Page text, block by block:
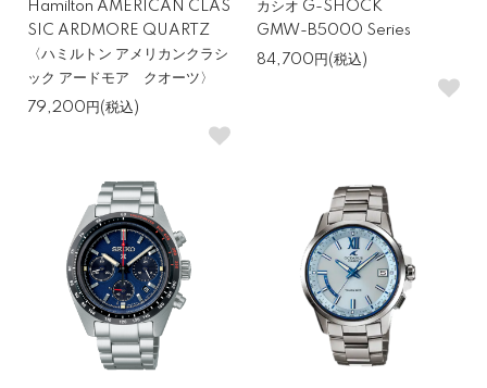
やすい機能を備えています。ファッション性の高さと扱いやすさを
両立しており、初めての腕時計としても自信を持っておすすめでき
るシリーズです。
方」
とにかく壊れない一本なら「G-SHOCK」
普段使いで気兼ねなく使いたい、多少乱雑に扱っても壊れにくい時
Hamilton AMERICAN CLAS
SIC ARDMORE QUARTZ
〈ハミルトン アメリカンクラシ
ック アードモア クオーツ〉
79,200円(税込)
カシオ G-SHOCK
GMW-B5000 Series
84,700円(税込)